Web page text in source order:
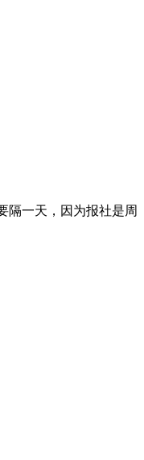
隔一天，因为报社是周